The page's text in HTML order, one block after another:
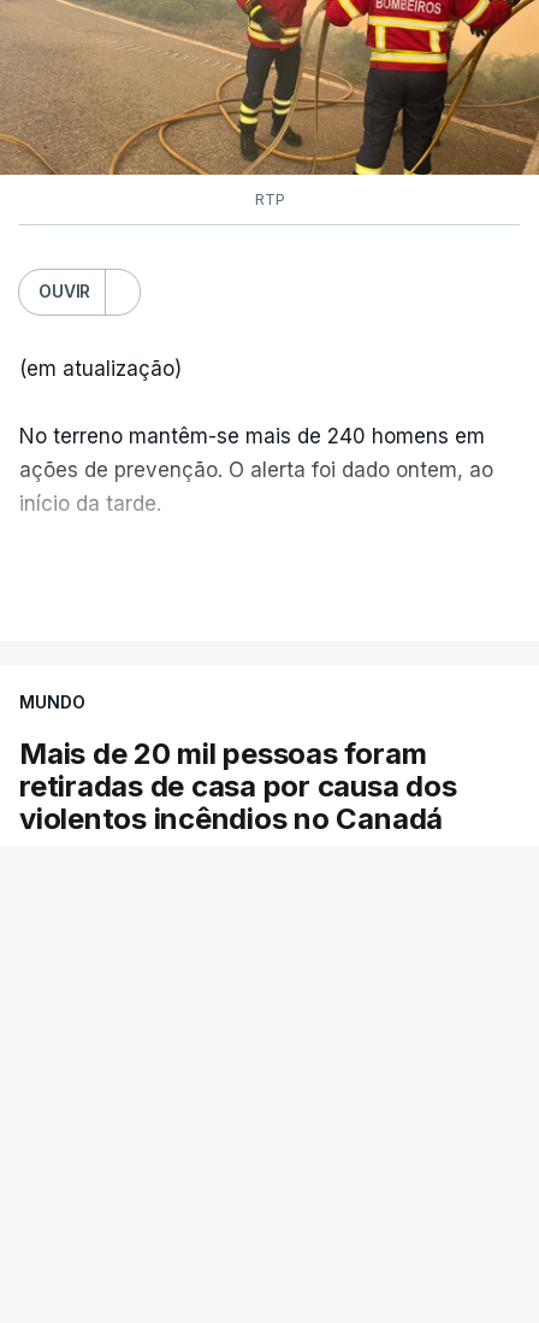
RTP
OUVIR
(em atualização)
No terreno mantêm-se mais de 240 homens em
ações de prevenção. O alerta foi dado ontem, ao
início da tarde.
MUNDO
Mais de 20 mil pessoas foram
retiradas de casa por causa dos
violentos incêndios no Canadá